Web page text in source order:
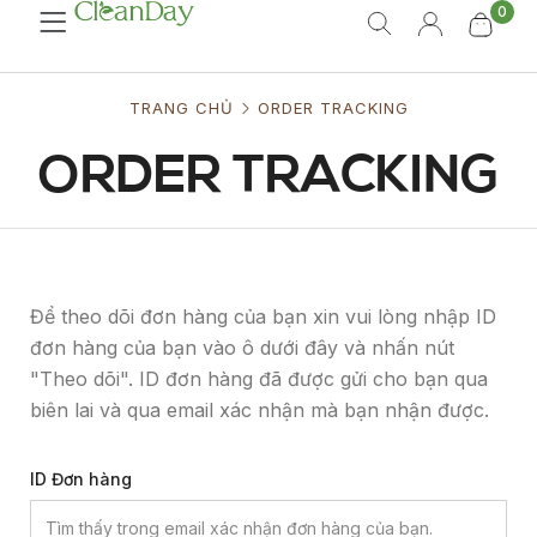
0
ORDER TRACKING
TRANG CHỦ ORDER TRACKING
Để theo dõi đơn hàng của bạn xin vui lòng nhập ID
đơn hàng của bạn vào ô dưới đây và nhấn nút
"Theo dõi". ID đơn hàng đã được gửi cho bạn qua
biên lai và qua email xác nhận mà bạn nhận được.
ID Đơn hàng